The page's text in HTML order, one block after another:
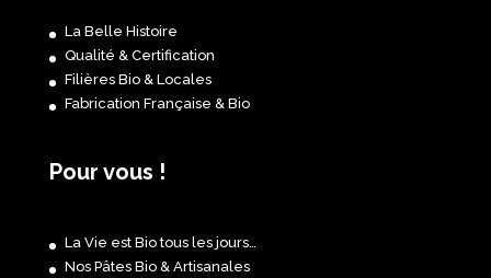
La Belle Histoire
Qualité & Certification
Filières Bio & Locales
Fabrication Française & Bio
Pour vous !
La Vie est Bio tous les jours…
Nos Pâtes Bio & Artisanales